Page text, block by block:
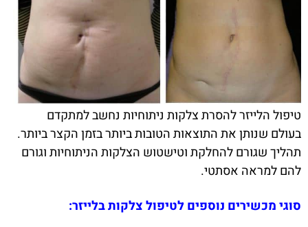
טיפול הלייזר להסרת צלקות ניתוחיות נחשב למתקדם
בעולם שנותן את התוצאות הטובות ביותר בזמן הקצר ביותר.
תהליך שגורם להחלקת וטישטוש הצלקות הניתוחיות וגורם
להם למראה אסתטי.
סוגי מכשירים נוספים לטיפול צלקות בלייזר: